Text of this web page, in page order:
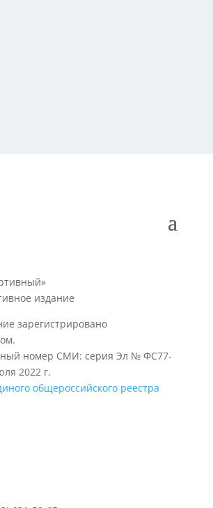
издание
зарегистрировано
номер СМИ: серия Эл № ФС77-
2022 г.
общероссийского реестра